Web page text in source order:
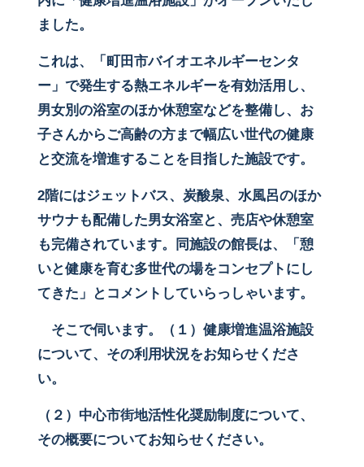
ました。
これは、「町田市バイオエネルギーセンタ
ー」で発生する熱エネルギーを有効活用し、
男女別の浴室のほか休憩室などを整備し、お
子さんからご高齢の方まで幅広い世代の健康
と交流を増進することを目指した施設です。
2階にはジェットバス、炭酸泉、水風呂のほか
サウナも配備した男女浴室と、売店や休憩室
も完備されています。同施設の館長は、「憩
いと健康を育む多世代の場をコンセプトにし
てきた」とコメントしていらっしゃいます。
そこで伺います。（１）健康増進温浴施設
について、その利用状況をお知らせくださ
い。
（２）中心市街地活性化奨励制度について、
その概要についてお知らせください。